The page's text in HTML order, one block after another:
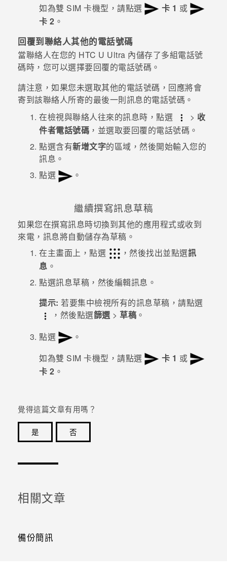
如為雙 SIM 卡機型，請點選
卡 1 或
卡 2 。
回覆到聯絡人其他的電話號碼
當聯絡人在您的 HTC U Ultra 內儲存了多組電話號
碼時，您可以選擇要回覆的電話號碼。
請注意，如果您未選取其他的電話號碼，回應將會
寄到該聯絡人所寄的最後一則訊息的電話號碼。
在檢視與聯絡人往來的訊息時，點選
> 收
件者電話號碼 ，並選取要回覆的電話號碼。
點選含有新增文字的區域，然後開始輸入您的
訊息。
點選
。
繼續撰寫訊息草稿
如果您在撰寫訊息時切換到其他的應用程式或收到
來電，訊息將自動儲存為草稿。
在主畫面上，點選 ，然後找出並點選訊
息 。
點選訊息草稿，然後編輯訊息。
提示: 若要集中檢視所有的訊息草稿，請點選
，然後點選篩選 > 草稿 。
點選
。
如為雙 SIM 卡機型，請點選
卡 1 或
卡 2 。
覺得這篇文章有用嗎？
是
否
相關文章
備份簡訊